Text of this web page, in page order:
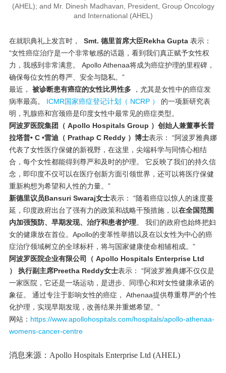
(AHEL); and Mr. Dinesh Madhavan, President, Group Oncology
and International (AHEL)
在就职典礼上发言时， Smt. 德里首席大臣Rekha Gupta 表示：
“女性癌症治疗是一个非常敏感的话题 ，看到我们真正赋予女性权
力，我感到非常满意。 Apollo Athenaa将成为癌症护理的里程碑，
确保每位女性的尊严、安全与隐私。”
最近， 被诊断患有癌症的女性比男性多，尤其是女性中的癌症发
病率最高。 ICMR国家癌症登记计划（ NCRP ） 的一项新研究表
明，乳腺癌和宫颈癌是印度女性中最常见的癌症类型。
阿波罗医院集团（ Apollo Hospitals Group ）创始人兼董事长普
拉塔普• C •雷迪（ Prathap C Reddy ）博士表示： “阿波罗雅典娜
代表了女性医疗保健的新视野，在这里，尖端科学与同情心相结
合，每个女性都能得到尊严和及时的护理。 它反映了我们的持久信
念，即印度不仅可以在医疗创新方面引领世界，还可以将医疗保健
重新构想为希望和人性的力量。”
新德里议员Bansuri Swaraj女士表示： “随着癌症以惊人的速度蔓
延，印度政府出台了强有力的政策和战略干预措施，以在全国范围
内加强预防、早期发现、治疗和患者护理。 我们的政府也始终把妇
女的健康放在首位。 Apollo的变革性举措以及在以女性为中心的癌
症治疗领域树立的全球标杆，将与国家健康使命相辅相成。”
阿波罗医院企业有限公司（ Apollo Hospitals Enterprise Ltd
） 执行副主席Preetha Reddy女士表示： “阿波罗雅典娜不仅仅是
一家医院，它还是一场运动，是进步、同理心和对女性健康承诺的
象征。 通过专注于影响女性的癌症， Athenaa提供尊重尊严的个性
化护理， 实现早期发现，改善结果并重燃希望。”
网站： https://www.apollohospitals.com/hospitals/apollo-athenaa-
womens-cancer-centre
消息来源：Apollo Hospitals Enterprise Ltd (AHEL)